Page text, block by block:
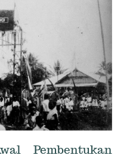
Pembentukan